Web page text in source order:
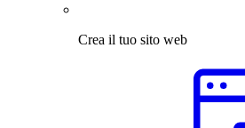
Crea il tuo sito web